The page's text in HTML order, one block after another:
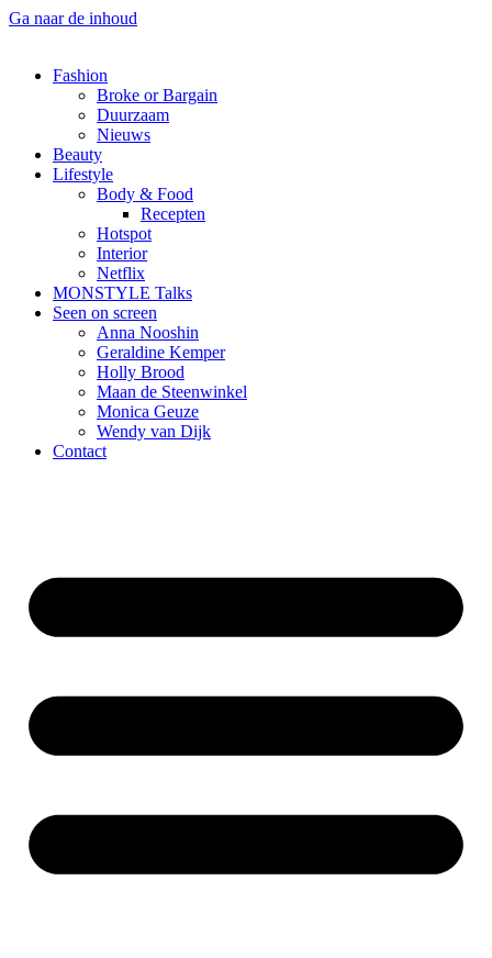
Ga naar de inhoud
Fashion
Broke or Bargain
Duurzaam
Nieuws
Beauty
Lifestyle
Body & Food
Recepten
Hotspot
Interior
Netflix
MONSTYLE Talks
Seen on screen
Anna Nooshin
Geraldine Kemper
Holly Brood
Maan de Steenwinkel
Monica Geuze
Wendy van Dijk
Contact